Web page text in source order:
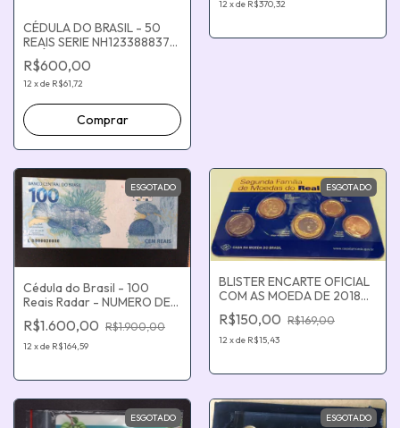
CÉDULA DO BRASIL - 50
REAIS SERIE NH1233888376
ANÔMALA ERRO COM
DEFEITO FALHA DE
IMPRESSÃO INVERTIDA
FLOR DE ESTAMPA
R$600,00
12 xde R$61,72
12 xde R$370,32
ESGOTADO
Cédula do Brasil - 100
Reais Radar - NUMERO DE
SERIE LD000020000
EXOTICA E BINÁRIO
R$1.600,00 R$1.900,00
12 xde R$164,59
ESGOTADO
BLISTER ENCARTE OFICIAL
COM AS MOEDA DE 2018
FC, EMITIDOS PELA CASA
DA MOEDA
R$150,00 R$169,00
12 xde R$15,43
ESGOTADO ESGOTADO